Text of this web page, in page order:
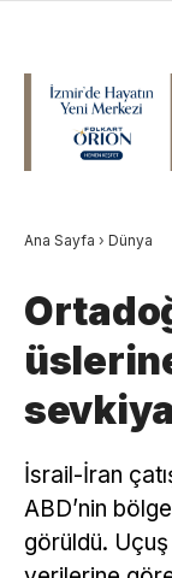
Ana Sayfa › Dünya
İsrail-İran
ABD’nin
görüldü.